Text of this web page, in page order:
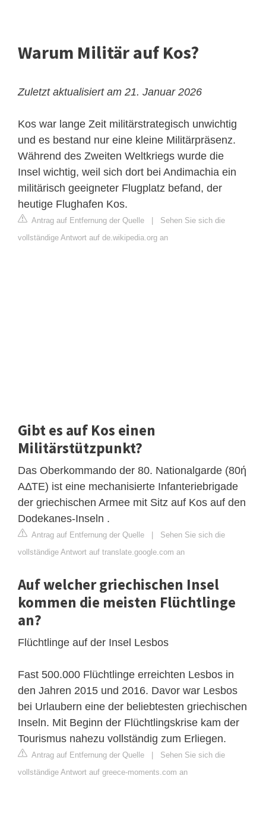
Warum Militär auf Kos?
Zuletzt aktualisiert am 21. Januar 2026
Kos war lange Zeit militärstrategisch unwichtig
und es bestand nur eine kleine Militärpräsenz.
Während des Zweiten Weltkriegs wurde die
Insel wichtig, weil sich dort bei Andimachia ein
militärisch geeigneter Flugplatz befand, der
heutige Flughafen Kos.
Antrag auf Entfernung der Quelle
Sehen Sie sich die
vollständige Antwort auf de.wikipedia.org an
Gibt es auf Kos einen
Militärstützpunkt?
Das Oberkommando der 80. Nationalgarde (80ή
ΑΔΤΕ) ist eine mechanisierte Infanteriebrigade
der griechischen Armee mit Sitz auf Kos auf den
Dodekanes-Inseln .
Antrag auf Entfernung der Quelle
Sehen Sie sich die
vollständige Antwort auf translate.google.com an
Auf welcher griechischen Insel
kommen die meisten Flüchtlinge
an?
Flüchtlinge auf der Insel Lesbos
Fast 500.000 Flüchtlinge erreichten Lesbos in
den Jahren 2015 und 2016. Davor war Lesbos
bei Urlaubern eine der beliebtesten griechischen
Inseln. Mit Beginn der Flüchtlingskrise kam der
Tourismus nahezu vollständig zum Erliegen.
Antrag auf Entfernung der Quelle
Sehen Sie sich die
vollständige Antwort auf greece-moments.com an